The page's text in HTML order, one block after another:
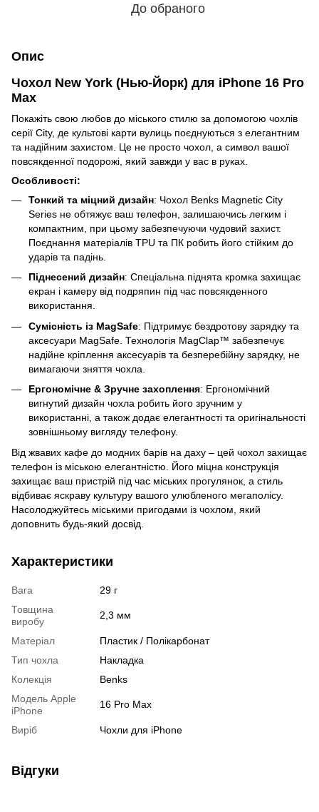
До обраного
Опис
Чохол New York (Нью-Йорк) для iPhone 16 Pro
Max
Покажіть свою любов до міського стилю за допомогою чохлів
серії City, де культові карти вулиць поєднуються з елегантним
та надійним захистом. Це не просто чохол, а символ вашої
повсякденної подорожі, який завжди у вас в руках.
Особливості:
Тонкий та міцний дизайн: Чохол Benks Magnetic City
Series не обтяжує ваш телефон, залишаючись легким і
компактним, при цьому забезпечуючи чудовий захист.
Поєднання матеріалів TPU та ПК робить його стійким до
ударів та падінь.
Піднесений дизайн: Спеціальна піднята кромка захищає
екран і камеру від подряпин під час повсякденного
використання.
Сумісність із MagSafe: Підтримує бездротову зарядку та
аксесуари MagSafe. Технологія MagClap™ забезпечує
надійне кріплення аксесуарів та безперебійну зарядку, не
вимагаючи зняття чохла.
Ергономічне & Зручне захоплення: Ергономічний
вигнутий дизайн чохла робить його зручним у
використанні, а також додає елегантності та оригінальності
зовнішньому вигляду телефону.
Від жвавих кафе до модних барів на даху – цей чохол захищає
телефон із міською елегантністю. Його міцна конструкція
захищає ваш пристрій під час міських прогулянок, а стиль
відбиває яскраву культуру вашого улюбленого мегаполісу.
Насолоджуйтесь міськими пригодами із чохлом, який
доповнить будь-який досвід.
Характеристики
Вага
29 г
Товщина
виробу
2,3 мм
Матеріал
Пластик / Полікарбонат
Тип чохла
Накладка
Колекція
Benks
Модель Apple
iPhone
16 Pro Max
Виріб Чохли для iPhone
Відгуки